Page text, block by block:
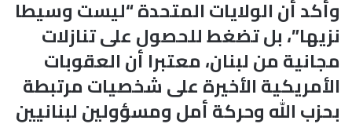
وأكد أن الولايات المتحدة “ليست وسيطا
نزيها”، بل تضغط للحصول على تنازلات
مجانية من لبنان، معتبرا أن العقوبات
الأمريكية الأخيرة على شخصيات مرتبطة
بحزب الله وحركة أمل ومسؤولين لبنانيين